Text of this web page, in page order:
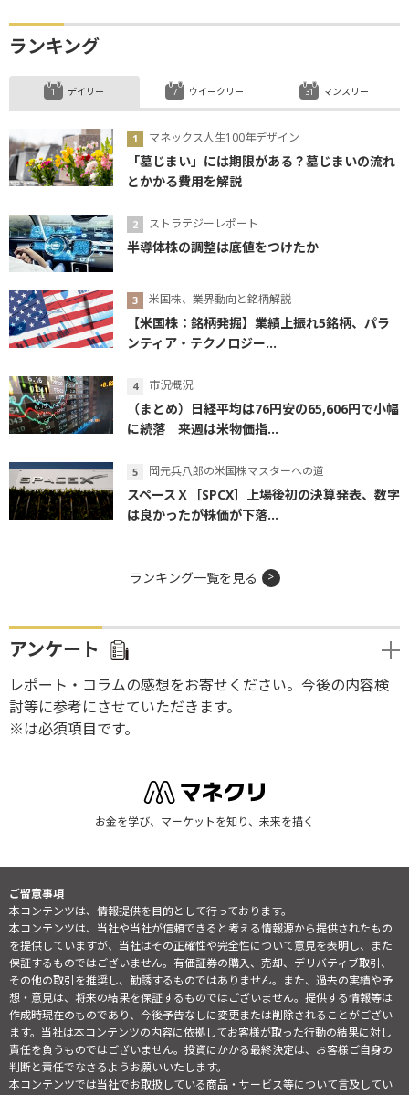
ランキング
デイリー
マネックス人生100年デザイン
「墓じまい」には期限がある？墓じまいの流れ
とかかる費用を解説
ストラテジーレポート
半導体株の調整は底値をつけたか
米国株、業界動向と銘柄解説
【米国株：銘柄発掘】業績上振れ5銘柄、パラ
ンティア・テクノロジー...
市況概況
（まとめ）日経平均は76円安の65,606円で小幅
に続落 来週は米物価指...
岡元兵八郎の米国株マスターへの道
スペースＸ［SPCX］上場後初の決算発表、数字
は良かったが株価が下落...
ウイークリー マンスリー
ランキング一覧を見る
アンケート
レポート・コラムの感想をお寄せください。今後の内容検
討等に参考にさせていただきます。
※は必須項目です。
お金を学び、マーケットを知り、未来を描く
ご留意事項
本コンテンツは、情報提供を目的として行っております。
本コンテンツは、当社や当社が信頼できると考える情報源から提供されたもの
を提供していますが、当社はその正確性や完全性について意見を表明し、また
保証するものではございません。有価証券の購入、売却、デリバティブ取引、
その他の取引を推奨し、勧誘するものではありません。また、過去の実績や予
想・意見は、将来の結果を保証するものではございません。提供する情報等は
作成時現在のものであり、今後予告なしに変更または削除されることがござい
ます。当社は本コンテンツの内容に依拠してお客様が取った行動の結果に対し
責任を負うものではございません。投資にかかる最終決定は、お客様ご自身の
判断と責任でなさるようお願いいたします。
本コンテンツでは当社でお取扱している商品・サービス等について言及してい